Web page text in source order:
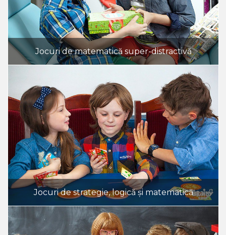
Jocuri de matematică super-distractivă
Jocuri de strategie, logică și matematică